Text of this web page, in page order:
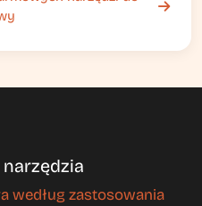
według zastosowania